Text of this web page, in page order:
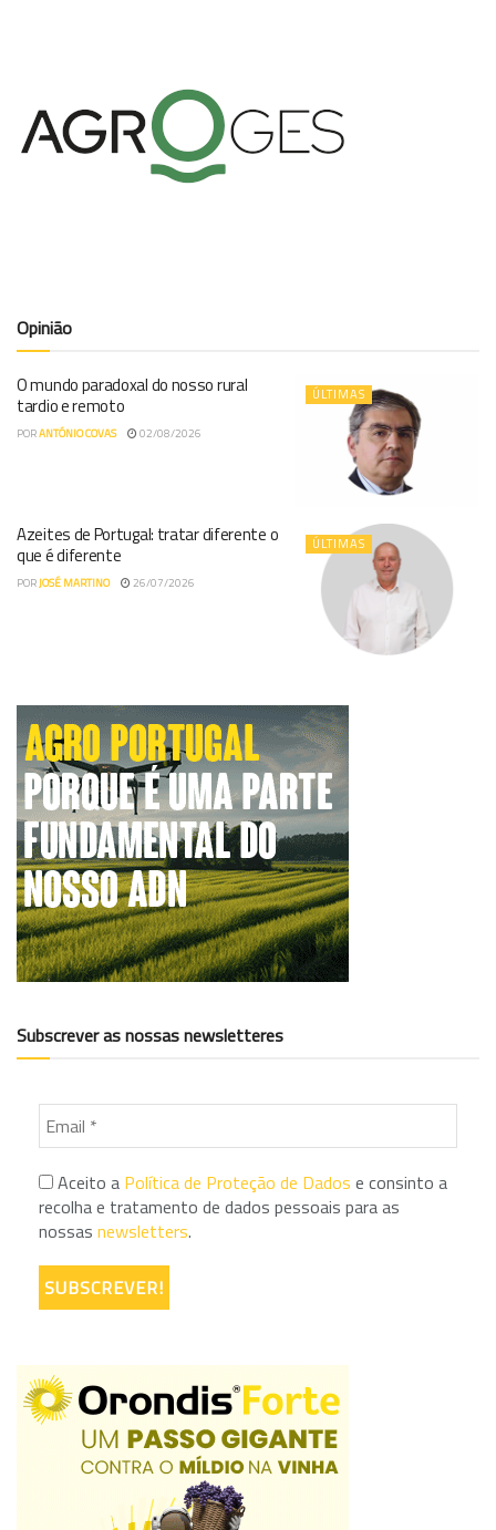
Opinião
ÚLTIMAS
O mundo paradoxal do nosso rural
tardio e remoto
PORANTÓNIO COVAS 02/08/2026
ÚLTIMAS
Azeites de Portugal: tratar diferente o
que é diferente
PORJOSÉ MARTINO 26/07/2026
Subscrever as nossas newsletteres
Aceito a Política de Proteção de Dados e consinto a
recolha e tratamento de dados pessoais para as
nossas newsletters.